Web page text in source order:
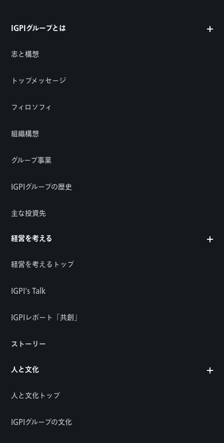
IGPIグループとは
志と構想
トップメッセージ
フィロソフィ
組織構想
グループ事業
IGPIグループの歴史
主な投資先
経営を考える
経営を考えるトップ
IGPI's Talk
IGPIレポート「共創」
ストーリー
人と文化
人と文化トップ
IGPIグループの文化